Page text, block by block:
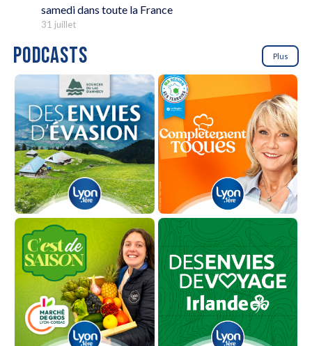
samedi dans toute la France
31 juillet
PODCASTS Plus